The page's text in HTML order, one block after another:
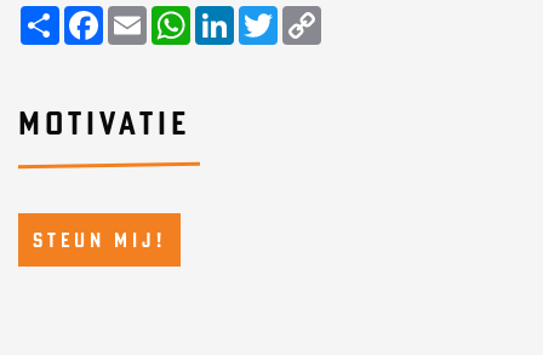
ShareFacebook
EmailWhatsApp
LinkedIn
Twitter
MOTIVATIE
STEUN MIJ!